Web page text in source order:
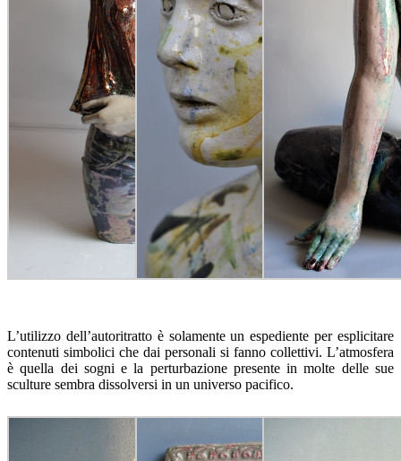
L’utilizzo dell’autoritratto è solamente un espediente per esplicitare
contenuti simbolici che dai personali si fanno collettivi. L’atmosfera
è quella dei sogni e la perturbazione presente in molte delle sue
sculture sembra dissolversi in un universo pacifico.